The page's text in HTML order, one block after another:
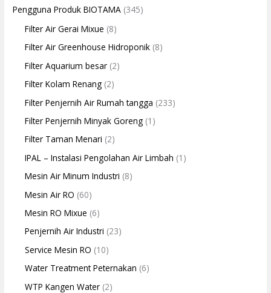
Pengguna Produk BIOTAMA (345)
Filter Air Gerai Mixue (8)
Filter Air Greenhouse Hidroponik (8)
Filter Aquarium besar (2)
Filter Kolam Renang (2)
Filter Penjernih Air Rumah tangga (233)
Filter Penjernih Minyak Goreng (1)
Filter Taman Menari (2)
IPAL – Instalasi Pengolahan Air Limbah (1)
Mesin Air Minum Industri (8)
Mesin Air RO (60)
Mesin RO Mixue (6)
Penjernih Air Industri (23)
Service Mesin RO (10)
Water Treatment Peternakan (6)
WTP Kangen Water (2)